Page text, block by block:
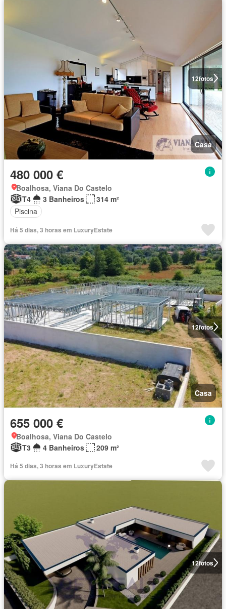
12fotos
Casa
480 000 €
Boalhosa, Viana Do Castelo
T4
3 Banheiros
314 m²
Piscina
Há 5 dias, 3 horas em LuxuryEstate
12fotos
Casa
655 000 €
Boalhosa, Viana Do Castelo
T3
4 Banheiros 209 m²
Há 5 dias, 3 horas em LuxuryEstate
12fotos